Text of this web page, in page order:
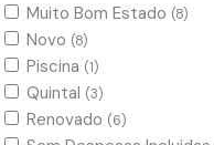
Muito Bom Estado (8)
Novo (8)
Piscina (1)
Quintal (3)
Renovado (6)